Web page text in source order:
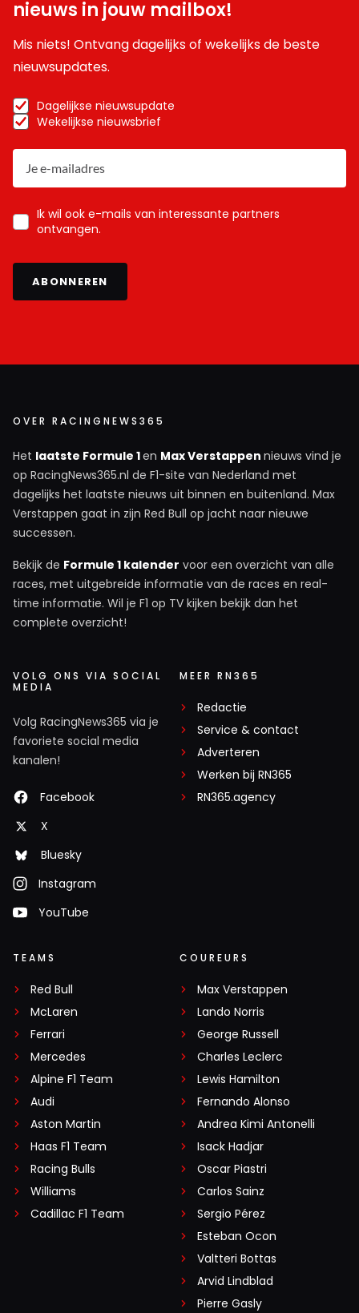
nieuws in jouw mailbox!
Mis niets! Ontvang dagelijks of wekelijks de beste
nieuwsupdates.
Dagelijkse nieuwsupdate
Wekelijkse nieuwsbrief
Ik wil ook e-mails van interessante partners
ontvangen.
ABONNEREN
OVER RACINGNEWS365
Het laatste Formule 1en Max Verstappen nieuws vind je
op RacingNews365.nl de F1-site van Nederland met
dagelijks het laatste nieuws uit binnen en buitenland. Max
Verstappen gaat in zijn Red Bull op jacht naar nieuwe
successen.
Bekijk de Formule 1 kalender voor een overzicht van alle
races, met uitgebreide informatie van de races en real-
time informatie. Wil je F1 op TV kijken bekijk dan het
complete overzicht!
VOLG ONS VIA SOCIAL
MEDIA
Volg RacingNews365 via je
favoriete social media
kanalen!
Facebook
X
Bluesky
Instagram
YouTube
MEER RN365
Redactie
Service & contact
Adverteren
Werken bij RN365
RN365.agency
TEAMS
Red Bull
McLaren
Ferrari
Mercedes
Alpine F1 Team
Audi
Aston Martin
Haas F1 Team
Racing Bulls
Williams
Cadillac F1 Team
COUREURS
Max Verstappen
Lando Norris
George Russell
Charles Leclerc
Lewis Hamilton
Fernando Alonso
Andrea Kimi Antonelli
Isack Hadjar
Oscar Piastri
Carlos Sainz
Sergio Pérez
Esteban Ocon
Valtteri Bottas
Arvid Lindblad
Pierre Gasly